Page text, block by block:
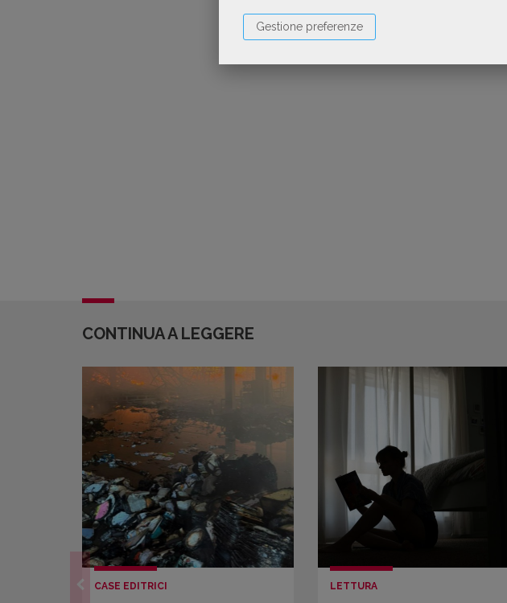
Gestione preferenze
CONTINUA A LEGGERE
CASE EDITRICI LETTURA